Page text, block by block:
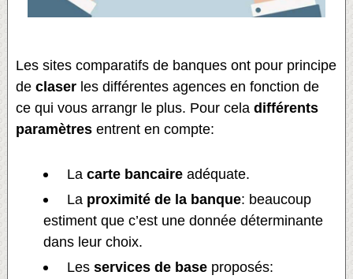
Les sites comparatifs de banques ont pour principe
de claserles différentes agences en fonction de
ce qui vous arrangr le plus. Pour celadifférents
paramètresentrent en compte:
La carte bancaire adéquate.
La proximité de la banque: beaucoup
estiment que c’est une donnée déterminante
dans leur choix.
Lesservices de base proposés: